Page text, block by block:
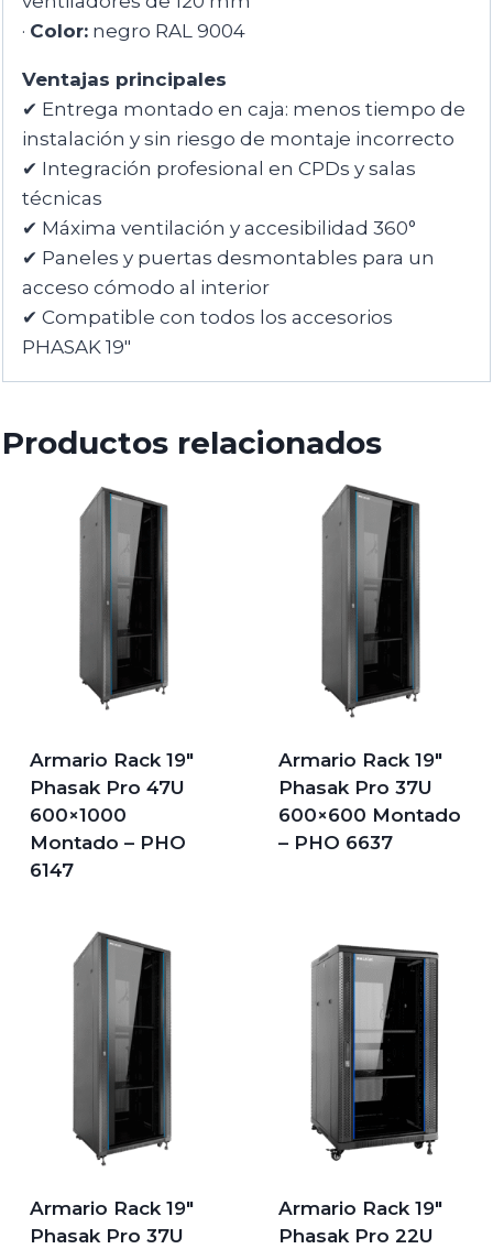
· Color: negro RAL 9004
Ventajas principales
✔ Entrega montado en caja: menos tiempo de
instalación y sin riesgo de montaje incorrecto
✔ Integración profesional en CPDs y salas
técnicas
✔ Máxima ventilación y accesibilidad 360°
✔ Paneles y puertas desmontables para un
acceso cómodo al interior
✔ Compatible con todos los accesorios
PHASAK 19″
Productos relacionados
Armario Rack 19″
Phasak Pro 47U
600×1000
Montado – PHO
6147
Armario Rack 19″
Phasak Pro 37U
600×600 Montado
– PHO 6637
Armario Rack 19″
Phasak Pro 37U
Armario Rack 19″
Phasak Pro 22U